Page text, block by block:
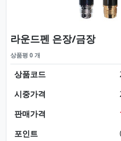
라운드펜 은장/금장요약
상품평 0 개
상품코드
시중가격
판매가격
포인트